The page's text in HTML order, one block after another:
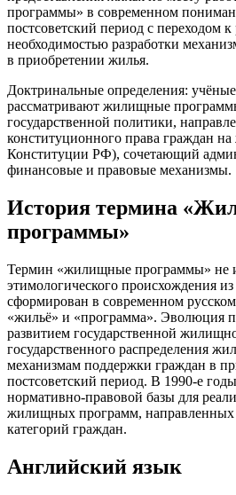
программы» в современном
постсоветский период с переходом
необходимостью разработки
в приобретении жилья.
Доктринальные определения:
рассматривают жилищные
государственной политики,
конституционного права граждан на
Конституции РФ), сочетающий
финансовые и правовые механизмы.
История термина
программы»
Термин «жилищные программы» не
этимологического происхождения
сформирован в современном
«жильё» и «программа». Эволюция
развитием государственной
государственного распределения
механизмам поддержки граждан в
постсоветский период. В 1990-е
нормативно-правовой базы для
жилищных программ, направленных
категорий граждан.
Английский язык